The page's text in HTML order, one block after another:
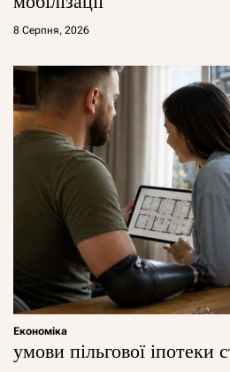
8 Серпня, 2026
Економіка
умови пільгової іпотеки